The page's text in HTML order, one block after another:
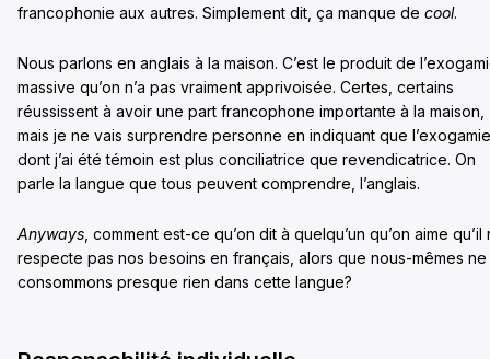
francophonie aux autres. Simplement dit, ça manque de cool.
Nous parlons en anglais à la maison. C’est le produit de
massive qu’on n’a pas vraiment apprivoisée. Certes, certains
réussissent à avoir une part francophone importante à la maison,
mais je ne vais surprendre personne en indiquant que l’exogamie
dont j’ai été témoin est plus conciliatrice que revendicatrice. On
parle la langue que tous peuvent comprendre, l’anglais.
Anyways , comment est-ce qu’on dit à quelqu’un qu’on aime qu’il
respecte pas nos besoins en français, alors que nous-mêmes ne
consommons presque rien dans cette langue?